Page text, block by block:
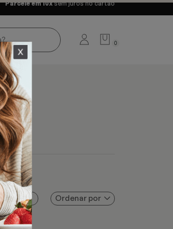
Parcele em 10xsem juros no cartão
0
Filtros Ordenar por